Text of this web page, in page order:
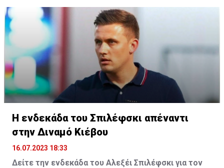
Η ενδεκάδα του Σπιλέφσκι απέναντι
στην Διναμό Κιέβου
16.07.2023 18:33
Δείτε την ενδεκάδα του Αλεξέι Σπιλέφσκι για τον